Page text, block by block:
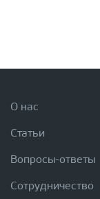
О нас
Статьи
Вопросы-ответы
Сотрудничество